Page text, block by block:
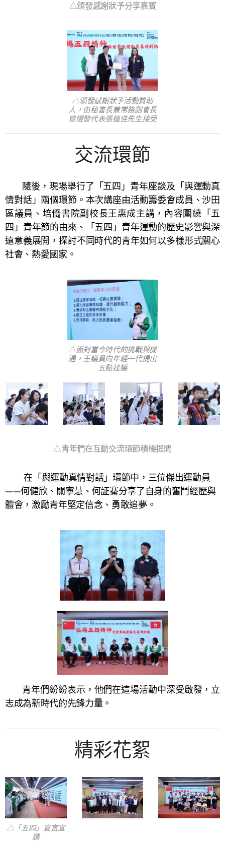
△頒發感謝狀予分享嘉賓
△頒發感謝狀予活動贊助
人，由秘書長兼常務副會長
曾燈發代表張植佳先生接受
交流環節
隨後，現場舉行了「五四」青年座談及「與運動真
情對話」兩個環節。本次講座由活動籌委會成員、沙田
區議員、培僑書院副校長王惠成主講，內容圍繞「五
四」青年節的由來、「五四」青年運動的歷史影響與深
遠意義展開，探討不同時代的青年如何以多樣形式關心
社會、熱愛國家。
△面對當今時代的挑戰與機
遇，王議員向年輕一代提出
五點建議
△青年們在互動交流環節積極提問
在「與運動真情對話」環節中，三位傑出運動員
——何健欣、關寧慧、何証騫分享了自身的奮鬥經歷與
體會，激勵青年堅定信念、勇敢追夢。
青年們紛紛表示，他們在這場活動中深受啟發，立
志成為新時代的先鋒力量。
精彩花絮
△「五四」宣言宣
讀